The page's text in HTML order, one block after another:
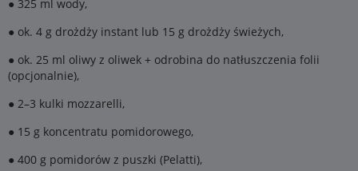
● 325 ml wody,
● ok. 4 g drożdży instant lub 15 g drożdży świeżych,
● ok. 25 ml oliwy z oliwek + odrobina do natłuszczenia folii
(opcjonalnie),
● 2–3 kulki mozzarelli,
● 15 g koncentratu pomidorowego,
● 400 g pomidorów z puszki (Pelatti),